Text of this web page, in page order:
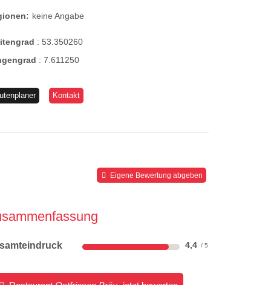
keine Angabe
:53.350260
:7.611250
Kontakt
Eigene Bewertung abgeben
4,4